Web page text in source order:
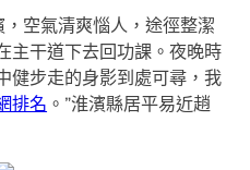
空氣清爽惱人，途徑整潔
主干道下去回功課。夜晚時
健步走的身影到處可尋，我
排名 。”淮濱縣居平易近趙